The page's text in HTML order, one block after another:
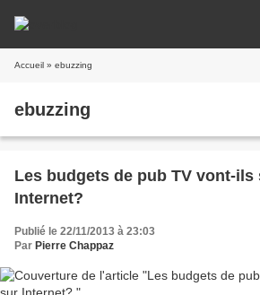
Accueil » ebuzzing
ebuzzing
Les budgets de pub TV vont-ils
Internet?
Publié le 22/11/2013 à 23:03
Par Pierre Chappaz